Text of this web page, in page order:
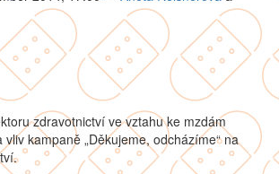
zdravotnictví ve vztahu ke mzdám
kampaně „Děkujeme, odcházíme“ na